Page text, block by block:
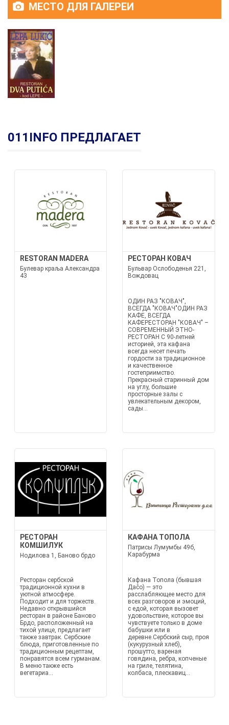
МЕСТО ДЛЯ ГАЛЕРЕИ
011INFO ПРЕДЛАГАЕТ
RESTORAN MADERA
Булевар краља Александра
43
РЕСТОРАН КОВАЧ
Бульвар Ослободенья 221,
Вождовац
ОДИН РАЗ "КОВАЧ",
ВСЕГДА "КОВАЧ"ОДИН РАЗ
КАФЕ, ВСЕГДА
КАФЕРЕСТОРАН "КОВАЧ" –
СОВРЕМЕННЫЙ ЭТНО-
РЕСТОРАН С 90-летней
историей, эта кафана
всегда несет печать
гордости за традиционное
и качественное
гостеприимство.
Прекрасный старинный дом
на углу, большие
просторные залы с
увлекательным декором,
сады...
РЕСТОРАН
КОМШИЛУК
Нодилова 1, Баново брдо
Ресторан сербской
традиционной кухни в
уютной атмосфере.
Подходит и для торжеств.
Недавно открывшийся
ресторан в районе Баново
Брдо, расположенный на
тихой улице, предлагает
также завтрак. Сербские
блюда, приготовленные по
традиционным рецептам,
понравятся всем гурманам.
В меню также есть
вегетариа...
КАФАНА ТОПОЛА
Патрисы Лумумбы 49б,
Карабурма
Кафана Топола (бывшая
Даčo) — это
расслабляющее место для
всех разговоров и эмоций,
с едой, которая вызовет
удовольствие, которое вы
чувствуете только в доме
бабушки или в
деревне.Сербский сыр, проя
(кукурузный хлеб),
прошутто, вареная
говядина, ребра, копченые
на гриле, телятина,
колбаса, плескавиц...